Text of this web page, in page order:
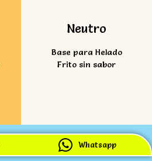
Neutro
Base para Helado
Frito sin sabor
Whatsapp